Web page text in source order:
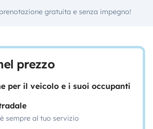
gratuita e senza impegno!
prezzo
per il veicolo e i suoi occupanti
sempre al tuo servizio